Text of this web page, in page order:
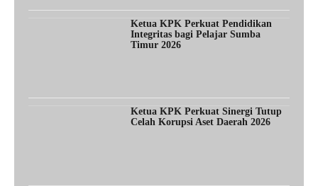
Ketua KPK Perkuat Pendidikan
Integritas bagi Pelajar Sumba
Timur 2026
Ketua KPK Perkuat Sinergi Tutup
Celah Korupsi Aset Daerah 2026